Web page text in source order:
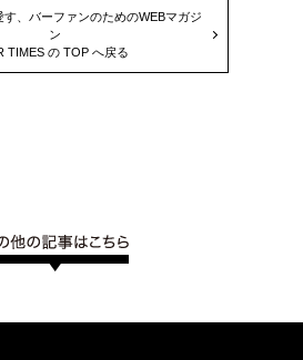
、バーファンのためのWEBマガジ
ン
TIMES の TOP へ戻る